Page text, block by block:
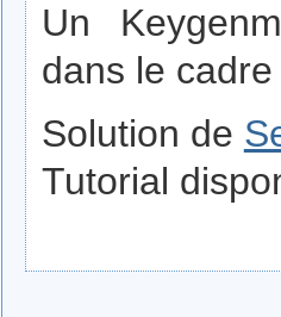
Un
dans le
Solution de
Tutorial